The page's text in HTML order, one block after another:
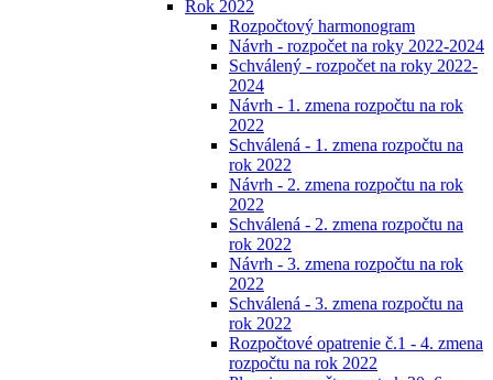
Rok 2022
Rozpočtový harmonogram
Návrh - rozpočet na roky 2022-2024
Schválený - rozpočet na roky 2022-
2024
Návrh - 1. zmena rozpočtu na rok
2022
Schválená - 1. zmena rozpočtu na
rok 2022
Návrh - 2. zmena rozpočtu na rok
2022
Schválená - 2. zmena rozpočtu na
rok 2022
Návrh - 3. zmena rozpočtu na rok
2022
Schválená - 3. zmena rozpočtu na
rok 2022
Rozpočtové opatrenie č.1 - 4. zmena
rozpočtu na rok 2022